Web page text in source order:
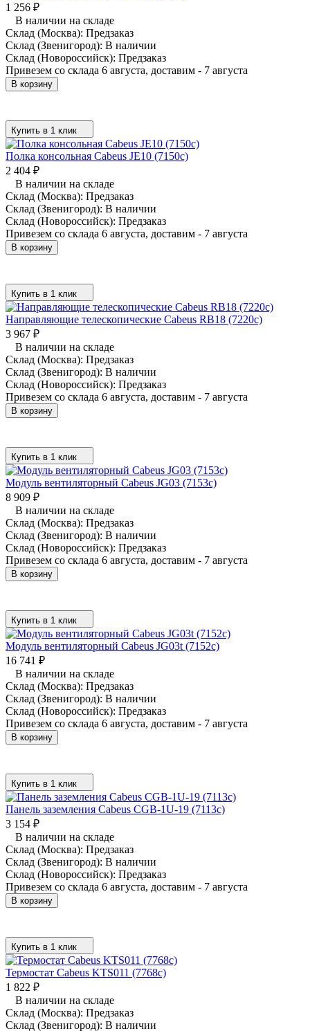
1 256 ₽
В наличии на складе
Склад (Москва): Предзаказ
Склад (Звенигород): В наличии
Склад (Новороссийск): Предзаказ
Привезем со склада 6 августа, доставим - 7 августа
В корзину
Купить в 1 клик
Полка консольная Cabeus JE10 (7150c)
2 404 ₽
В наличии на складе
Склад (Москва): Предзаказ
Склад (Звенигород): В наличии
Склад (Новороссийск): Предзаказ
Привезем со склада 6 августа, доставим - 7 августа
В корзину
Купить в 1 клик
Направляющие телескопические Cabeus RB18 (7220c)
3 967 ₽
В наличии на складе
Склад (Москва): Предзаказ
Склад (Звенигород): В наличии
Склад (Новороссийск): Предзаказ
Привезем со склада 6 августа, доставим - 7 августа
В корзину
Купить в 1 клик
Модуль вентиляторный Cabeus JG03 (7153c)
8 909 ₽
В наличии на складе
Склад (Москва): Предзаказ
Склад (Звенигород): В наличии
Склад (Новороссийск): Предзаказ
Привезем со склада 6 августа, доставим - 7 августа
В корзину
Купить в 1 клик
Модуль вентиляторный Cabeus JG03t (7152c)
16 741 ₽
В наличии на складе
Склад (Москва): Предзаказ
Склад (Звенигород): В наличии
Склад (Новороссийск): Предзаказ
Привезем со склада 6 августа, доставим - 7 августа
В корзину
Купить в 1 клик
Панель заземления Cabeus CGB-1U-19 (7113c)
3 154 ₽
В наличии на складе
Склад (Москва): Предзаказ
Склад (Звенигород): В наличии
Склад (Новороссийск): Предзаказ
Привезем со склада 6 августа, доставим - 7 августа
В корзину
Купить в 1 клик
Термостат Cabeus KTS011 (7768c)
1 822 ₽
В наличии на складе
Склад (Москва): Предзаказ
Склад (Звенигород): В наличии